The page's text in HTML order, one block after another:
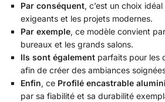
Par conséquent, c’est un choix
exigeants et les projets modernes.
Par exemple, ce modèle convient
bureaux et les grands salons.
Ils sont également parfaits pour les
afin de créer des ambiances
Enfin, ce Profilé encastrable
par sa fiabilité et sa durabilité